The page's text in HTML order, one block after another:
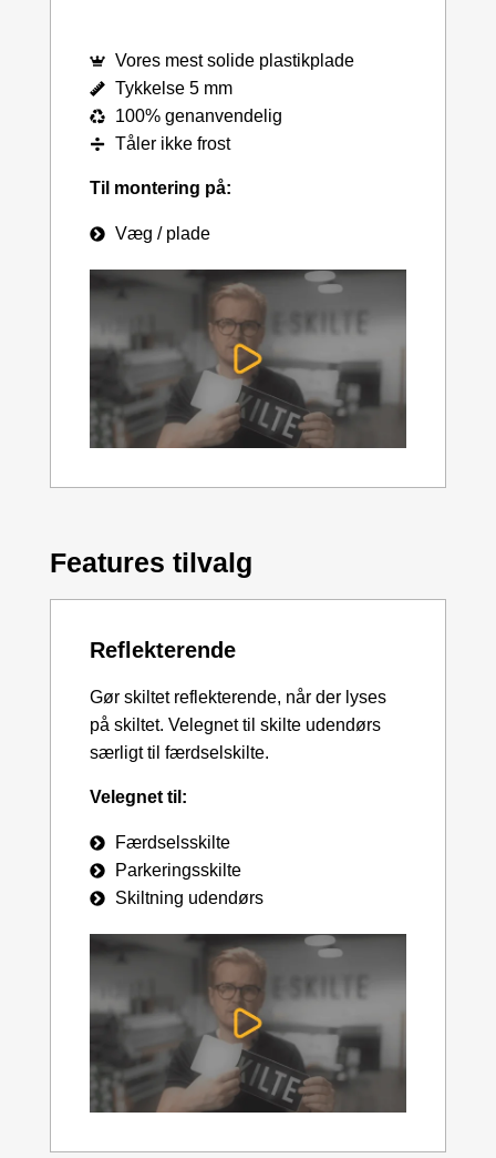
Vores mest solide plastikplade
Tykkelse 5 mm
100% genanvendelig
Tåler ikke frost
Til montering på:
Væg / plade
Features tilvalg
Reflekterende
Gør skiltet reflekterende, når der lyses
på skiltet. Velegnet til skilte udendørs
særligt til færdselskilte.
Velegnet til:
Færdselsskilte
Parkeringsskilte
Skiltning udendørs